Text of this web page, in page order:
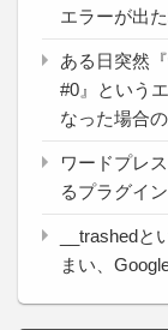
エラーが出
ある日突然
#0』という
なった場合
ワードプレ
るプラグイ
__trashed
まい、